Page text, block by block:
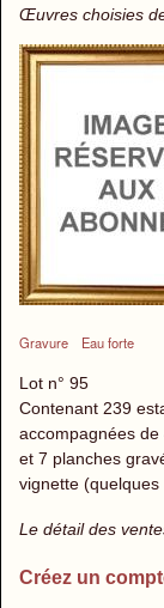
Œuvres choisies
Gravure Eau forte
Lot n° 95
Contenant 239
accompagnées
et 7 planches
vignette (quelques
Le détail des
Créez un